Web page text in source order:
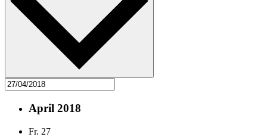
April 2018
Fr. 27